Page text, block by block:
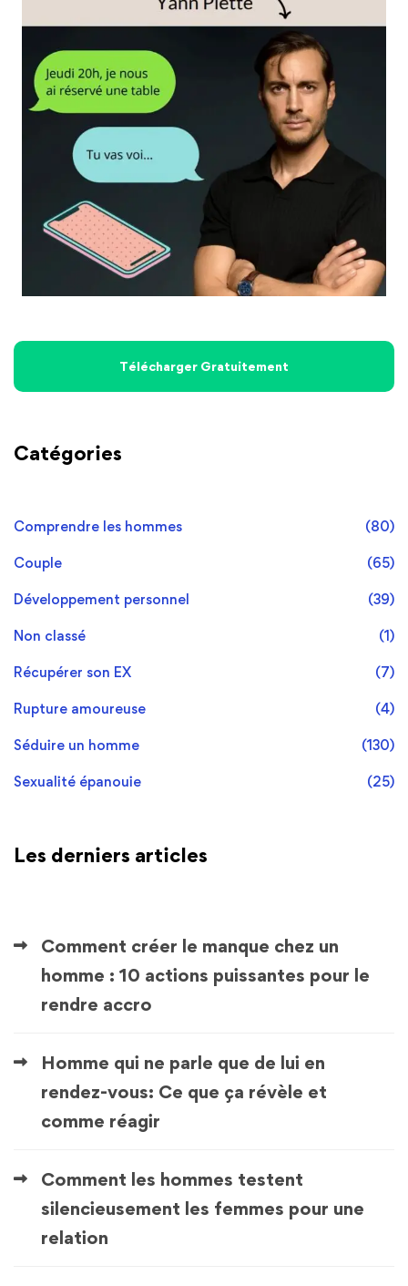
Télécharger Gratuitement
Catégories
Comprendre les hommes (80)
Couple (65)
Développement personnel (39)
Non classé (1)
Récupérer son EX (7)
Rupture amoureuse (4)
Séduire un homme (130)
Sexualité épanouie (25)
Les derniers articles
Comment créer le manque chez un
homme : 10 actions puissantes pour le
rendre accro
Homme qui ne parle que de lui en
rendez-vous: Ce que ça révèle et
comme réagir
Comment les hommes testent
silencieusement les femmes pour une
relation